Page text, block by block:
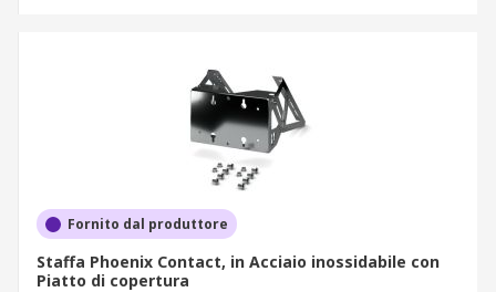
Fornito dal produttore
Staffa Phoenix Contact, in Acciaio inossidabile con
Piatto di copertura